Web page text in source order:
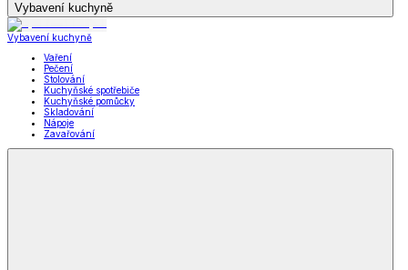
Vybavení kuchyně
Vybavení kuchyně
Vaření
Pečení
Stolování
Kuchyňské spotřebiče
Kuchyňské pomůcky
Skladování
Nápoje
Zavařování